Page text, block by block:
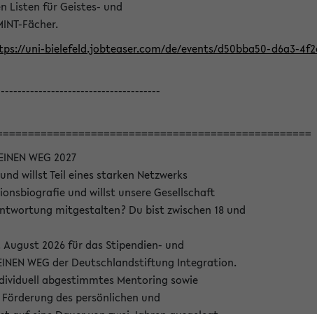
Listen für Geistes- und
Fächer.
uni-bielefeld.jobteaser.com/de/events/d50bba50-d6a3-
WEG 2027
willst Teil eines starken Netzwerks
und willst unsere Gesellschaft
mitgestalten? Du bist zwischen 18 und
August 2026 für das Stipendien- und
WEG der Deutschlandstiftung Integration.
abgestimmtes Mentoring sowie
des persönlichen und